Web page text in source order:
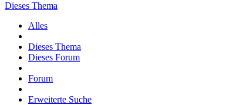
Dieses Thema
Alles
Dieses Thema
Dieses Forum
Forum
Erweiterte Suche